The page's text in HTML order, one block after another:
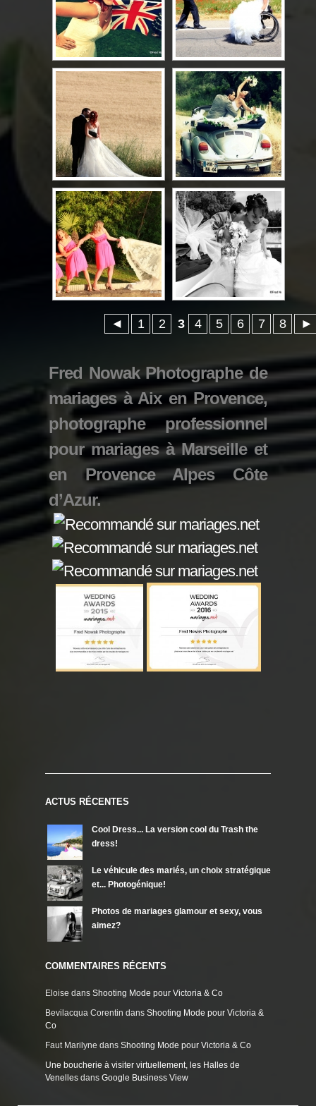
◄ 1 2 3 4 5 6 7 8 ►
Fred Nowak Photographe de
mariages à Aix en Provence,
photographe professionnel
pour mariages à Marseille et
en Provence Alpes Côte
d’Azur.
ACTUS RÉCENTES
Cool Dress... La version cool du Trash the
dress!
Le véhicule des mariés, un choix stratégique
et... Photogénique!
Photos de mariages glamour et sexy, vous
aimez?
COMMENTAIRES RÉCENTS
Eloise dans Shooting Mode pour Victoria & Co
Bevilacqua Corentin dans Shooting Mode pour Victoria &
Co
Faut Marilyne dans Shooting Mode pour Victoria & Co
Une boucherie à visiter virtuellement, les Halles de
Venelles dans Google Business View